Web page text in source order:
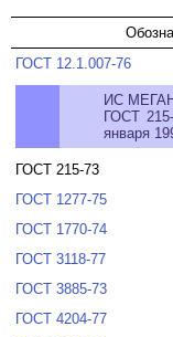
ГОСТ 12.1.007-76
ИС
ГОСТ
января
ГОСТ 215-73
ГОСТ 1277-75
ГОСТ 1770-74
ГОСТ 3118-77
ГОСТ 3885-73
ГОСТ 4204-77